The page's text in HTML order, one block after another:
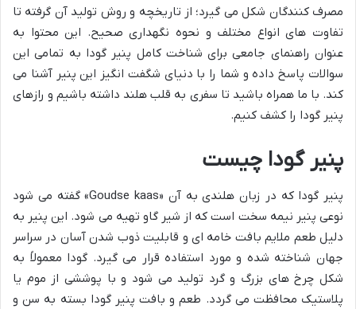
مصرف کنندگان شکل می گیرد؛ از تاریخچه و روش تولید آن گرفته تا
تفاوت های انواع مختلف و نحوه نگهداری صحیح. این محتوا به
عنوان راهنمای جامعی برای شناخت کامل پنیر گودا به تمامی این
سوالات پاسخ داده و شما را با دنیای شگفت انگیز این پنیر آشنا می
کند. با ما همراه باشید تا سفری به قلب هلند داشته باشیم و رازهای
پنیر گودا را کشف کنیم.
پنیر گودا چیست
پنیر گودا که در زبان هلندی به آن «Goudse kaas» گفته می شود
نوعی پنیر نیمه سخت است که از شیر گاو تهیه می شود. این پنیر به
دلیل طعم ملایم بافت خامه ای و قابلیت ذوب شدن آسان در سراسر
جهان شناخته شده و مورد استفاده قرار می گیرد. گودا معمولاً به
شکل چرخ های بزرگ و گرد تولید می شود و با پوششی از موم یا
پلاستیک محافظت می گردد. طعم و بافت پنیر گودا بسته به سن و